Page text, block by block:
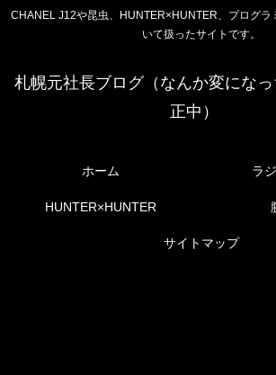
CHANEL J12や昆虫、HUNTER×HUNTER、プログラ
いて扱ったサイトです。
札幌元社長ブログ（なんか変にな
正中）
ホーム ラ
HUNTER×HUNTER
サイトマップ